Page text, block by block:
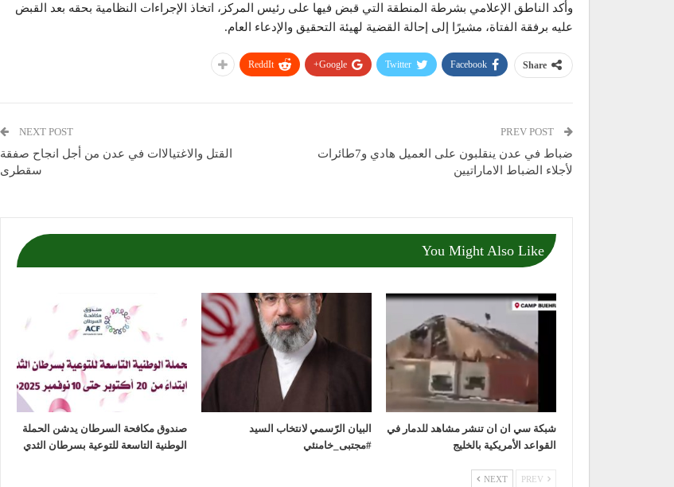
وأكد الناطق الإعلامي بشرطة المنطقة التي قبض فيها على رئيس المركز، اتخاذ الإجراءات النظامية بحقه بعد القبض
عليه برفقة الفتاة، مشيرًا إلى إحالة القضية لهيئة التحقيق والإدعاء العام.
Share
Facebook
Twitter
Google+
ReddIt
ضباط في عدن ينقلبون على العميل هادي و7طائرات
لأجلاء الضباط الاماراتيين
NEXT POST
القتل والاغتيالاات في عدن من أجل انجاح صفقة
سقطرى
You Might Also Like
شبكة سي ان ان تنشر مشاهد للدمار في
القواعد الأمريكية بالخليج
‏البيان الرّسمي لانتخاب السيد
‎#مجتبى_خامنئي
صندوق مكافحة السرطان يدشن الحملة
الوطنية التاسعة للتوعية بسرطان الثدي
NEXT